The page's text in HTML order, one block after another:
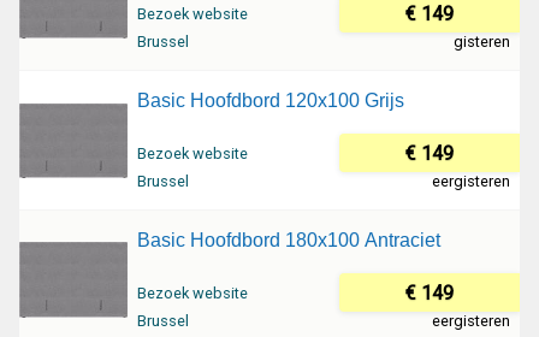
Bezoek website € 149
Brussel gisteren
Basic Hoofdbord 120x100 Grijs
Bezoek website € 149
Brussel eergisteren
Basic Hoofdbord 180x100 Antraciet
Bezoek website € 149
Brussel eergisteren